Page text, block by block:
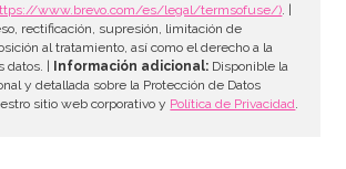
www.brevo.com/es/legal/termsofuse/). |
rectificación, supresión, limitación de
al tratamiento, así como el derecho a la
datos. |
Información adicional: Disponible la
y detallada sobre la Protección de Datos
sitio web corporativo y Política de Privacidad.